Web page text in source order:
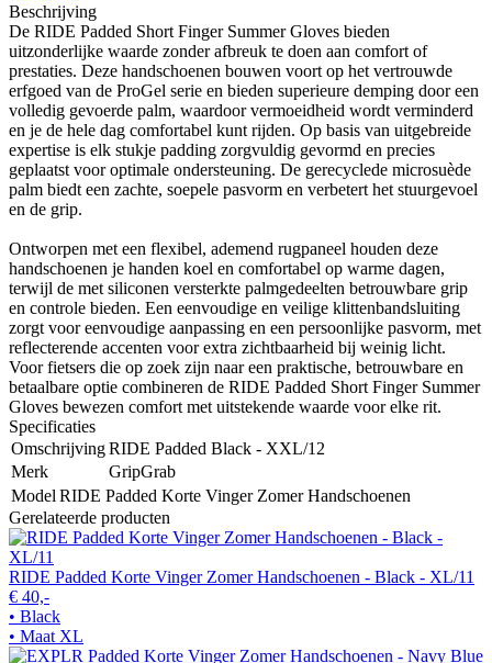
Beschrijving
De RIDE Padded Short Finger Summer Gloves bieden
uitzonderlijke waarde zonder afbreuk te doen aan comfort of
prestaties. Deze handschoenen bouwen voort op het vertrouwde
erfgoed van de ProGel serie en bieden superieure demping door een
volledig gevoerde palm, waardoor vermoeidheid wordt verminderd
en je de hele dag comfortabel kunt rijden. Op basis van uitgebreide
expertise is elk stukje padding zorgvuldig gevormd en precies
geplaatst voor optimale ondersteuning. De gerecyclede microsuède
palm biedt een zachte, soepele pasvorm en verbetert het stuurgevoel
en de grip.
Ontworpen met een flexibel, ademend rugpaneel houden deze
handschoenen je handen koel en comfortabel op warme dagen,
terwijl de met siliconen versterkte palmgedeelten betrouwbare grip
en controle bieden. Een eenvoudige en veilige klittenbandsluiting
zorgt voor eenvoudige aanpassing en een persoonlijke pasvorm, met
reflecterende accenten voor extra zichtbaarheid bij weinig licht.
Voor fietsers die op zoek zijn naar een praktische, betrouwbare en
betaalbare optie combineren de RIDE Padded Short Finger Summer
Gloves bewezen comfort met uitstekende waarde voor elke rit.
Specificaties
OmschrijvingRIDE Padded Black - XXL/12
Merk
GripGrab
Model RIDE Padded Korte Vinger Zomer Handschoenen
Gerelateerde producten
RIDE Padded Korte Vinger Zomer Handschoenen - Black - XL/11
€ 40,-
• Black
• Maat XL